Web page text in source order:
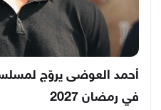
أحمد العوضى يروّج
في رمضان 2027